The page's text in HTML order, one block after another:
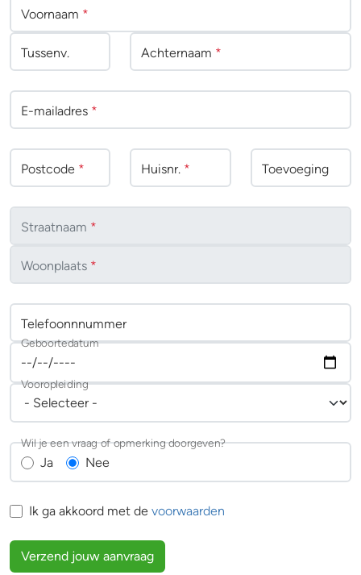
Voornaam *
Tussenv. Achternaam *
E-mailadres *
Postcode * Huisnr. * Toevoeging
Straatnaam *
Woonplaats *
Telefoonnnummer
Geboortedatum
Vooropleiding
Ja Nee
Wil je een vraag of opmerking doorgeven?
Ik ga akkoord met de voorwaarden
Verzend jouw aanvraag